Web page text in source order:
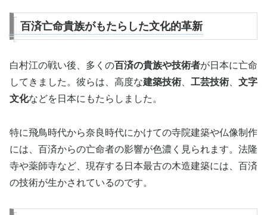
百済亡命貴族がもたらした文化的革新
白村江の戦い後、多くの百済の貴族や技術者が日本に亡命
してきました。彼らは、高度な建築技術、 工芸技術、 文字
文化などを日本にもたらしました。
特に飛鳥時代から奈良時代にかけての寺院建築や仏像制作
には、百済からの亡命者の影響が色濃く見られます。法隆
寺や薬師寺など、現存する日本最古の木造建築には、百済
の技術が生かされているのです。